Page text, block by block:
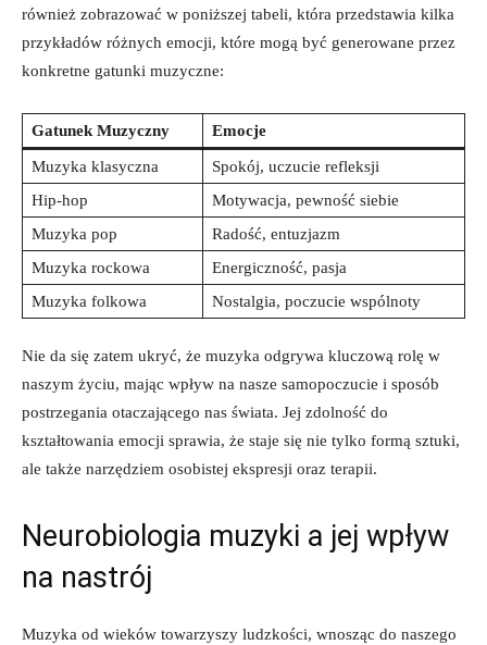
również zobrazować w poniższej tabeli, która przedstawia kilka
przykładów różnych emocji, które mogą być generowane przez
konkretne gatunki muzyczne:
Gatunek Muzyczny Emocje
Muzyka klasyczna
Spokój, uczucie refleksji
Hip-hop
Motywacja, pewność siebie
Muzyka pop
Radość, entuzjazm
Muzyka rockowa
Energiczność, pasja
Muzyka folkowa
Nostalgia, poczucie wspólnoty
Nie da się zatem ukryć, że muzyka odgrywa kluczową rolę w
naszym życiu, mając wpływ na nasze samopoczucie i sposób
postrzegania otaczającego nas świata. Jej zdolność do
kształtowania emocji sprawia, że staje się nie tylko formą sztuki,
ale także narzędziem osobistej ekspresji oraz terapii.
Neurobiologia muzyki a jej wpływ
na nastrój
Muzyka od wieków towarzyszy ludzkości, wnosząc do naszego